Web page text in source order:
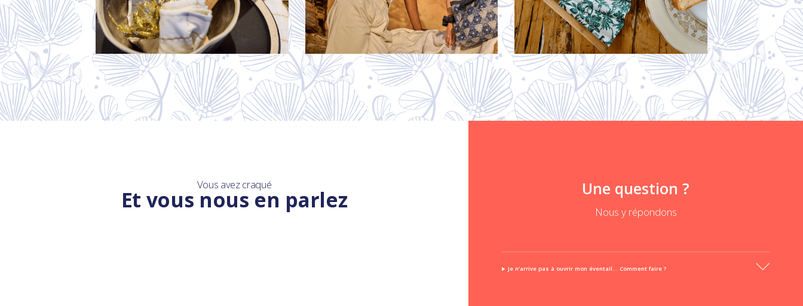
Vous avez craqué
Et vous nous en parlez Une question ?
Nous y répondons
Je n’arrive pas à ouvrir mon éventail... Comment faire ?